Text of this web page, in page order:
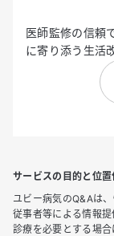
医師監修の信頼
に寄り添う生活
サービスの目的と位置
ユビー病気のQ&Aは
従事者等による情報提
診療を必要とする場合